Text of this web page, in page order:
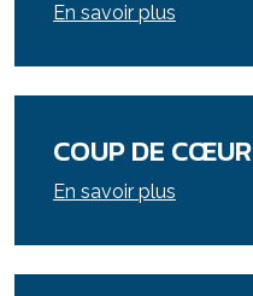
En savoir plus
COUP DE CŒUR
En savoir plus